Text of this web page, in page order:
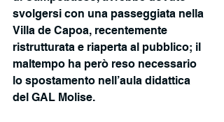
svolgersi con una passeggiata nella
Villa de Capoa, recentemente
ristrutturata e riaperta al pubblico; il
maltempo ha però reso necessario
lo spostamento nell’aula didattica
del GAL Molise.